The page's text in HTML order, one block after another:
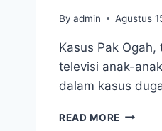
By admin Agustus
Kasus Pak
televisi anak-
dalam kasus
READ MORE PAK